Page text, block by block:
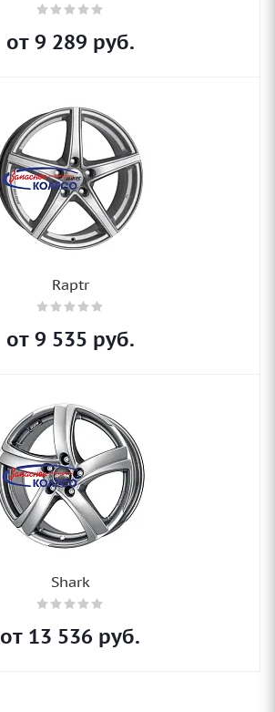
от 9 289 руб.
Raptr
от 9 535 руб.
Shark
от 13 536 руб.